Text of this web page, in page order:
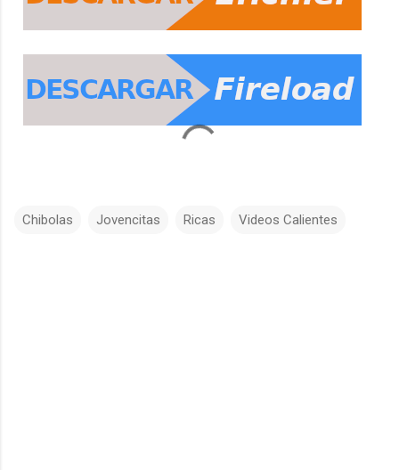
Chibolas Jovencitas Ricas Videos Calientes